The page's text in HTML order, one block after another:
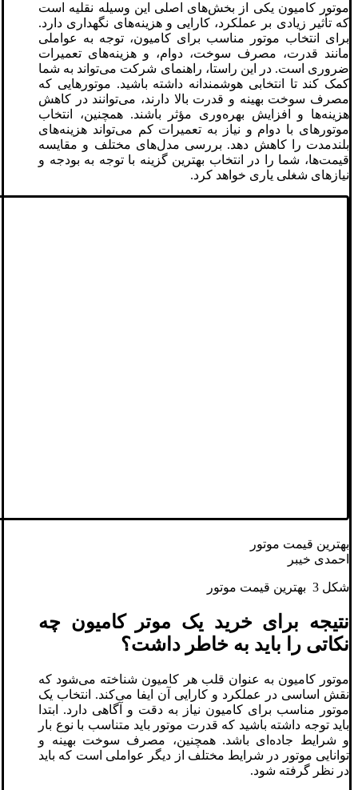
موتور کامیون یکی از بخش‌های اصلی این وسیله نقلیه است
که تأثیر زیادی بر عملکرد، کارایی و هزینه‌های نگهداری دارد.
برای انتخاب موتور مناسب برای کامیون، توجه به عواملی
مانند قدرت، مصرف سوخت، دوام، و هزینه‌های تعمیرات
ضروری است. در این راستا، راهنمای شرکت می‌تواند به شما
کمک کند تا انتخابی هوشمندانه داشته باشید. موتورهایی که
مصرف سوخت بهینه و قدرت بالا دارند، می‌توانند در کاهش
هزینه‌ها و افزایش بهره‌وری مؤثر باشند. همچنین، انتخاب
موتورهای با دوام و نیاز به تعمیرات کم می‌تواند هزینه‌های
بلندمدت را کاهش دهد. بررسی مدل‌های مختلف و مقایسه
قیمت‌ها، شما را در انتخاب بهترین گزینه با توجه به بودجه و
نیازهای شغلی یاری خواهد کرد.
بهترین قیمت موتور
احمدی خیبر
شکل 3 بهترین قیمت موتور
نتیجه برای خرید یک موتر کامیون چه
نکاتی را باید به خاطر داشت؟
موتور کامیون به عنوان قلب هر کامیون شناخته می‌شود که
نقش اساسی در عملکرد و کارایی آن ایفا می‌کند. انتخاب یک
موتور مناسب برای کامیون نیاز به دقت و آگاهی دارد. ابتدا
باید توجه داشته باشید که قدرت موتور باید متناسب با نوع بار
و شرایط جاده‌ای باشد. همچنین، مصرف سوخت بهینه و
توانایی موتور در شرایط مختلف از دیگر عواملی است که باید
در نظر گرفته شود.